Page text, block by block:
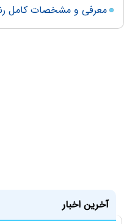
معرفی و مشخصات کامل رنو کپچر 2017 شرکت
آخرین اخبار